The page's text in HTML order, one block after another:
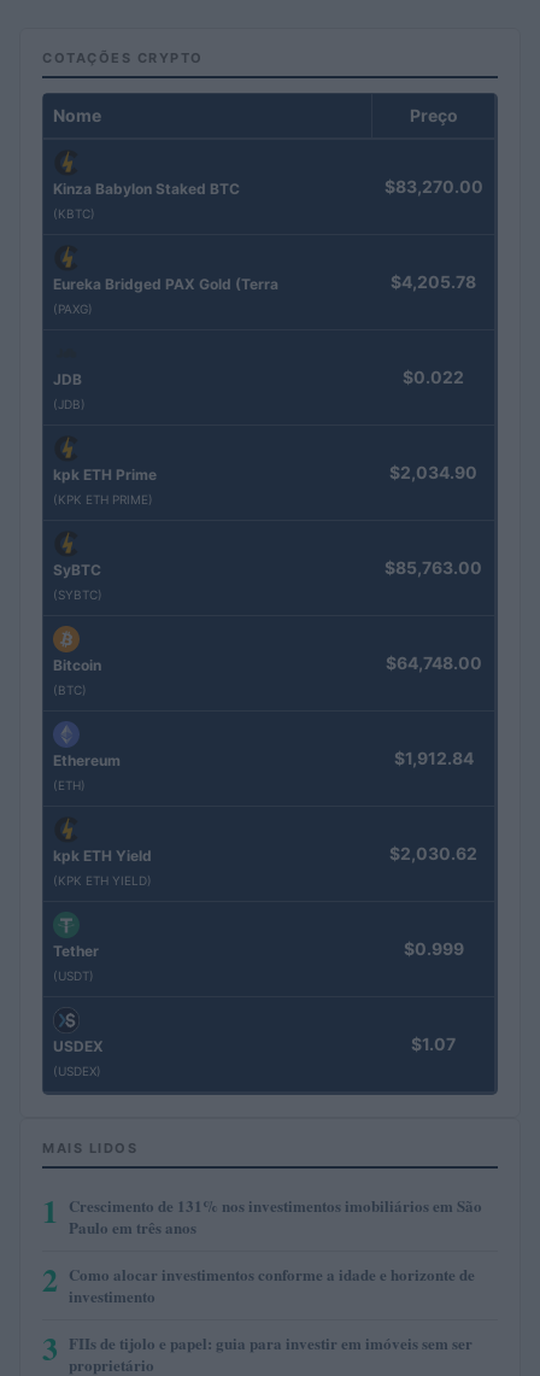
COTAÇÕES CRYPTO
Nome Preço
Kinza Babylon Staked BTC
(KBTC)
$83,270.00
Eureka Bridged PAX Gold (Terra
(PAXG)
$4,205.78
JDB
(JDB)
$0.022
kpk ETH Prime
(KPK ETH PRIME)
$2,034.90
SyBTC
(SYBTC)
$85,763.00
Bitcoin
(BTC)
$64,748.00
Ethereum
(ETH)
$1,912.84
kpk ETH Yield
(KPK ETH YIELD)
$2,030.62
Tether
(USDT)
$0.999
USDEX
(USDEX)
$1.07
MAIS LIDOS
1
Crescimento de 131% nos investimentos imobiliários em São
Paulo em três anos
2 Como alocar investimentos conforme a idade e horizonte de
investimento
3 FIIs de tijolo e papel: guia para investir em imóveis sem ser
proprietário